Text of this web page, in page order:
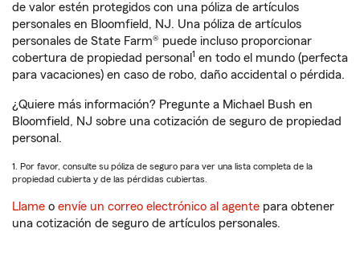
de valor estén protegidos con una póliza de artículos
personales en Bloomfield, NJ. Una póliza de artículos
personales de State Farm® puede incluso proporcionar
cobertura de propiedad personal 1 en todo el mundo (perfecta
para vacaciones) en caso de robo, daño accidental o pérdida.
¿Quiere más información? Pregunte a Michael Bush en
Bloomfield, NJ sobre una cotización de seguro de propiedad
personal.
1. Por favor, consulte su póliza de seguro para ver una lista completa de la
propiedad cubierta y de las pérdidas cubiertas.
Llame o envíe un correo electrónico al agente para obtener
una cotización de seguro de artículos personales.